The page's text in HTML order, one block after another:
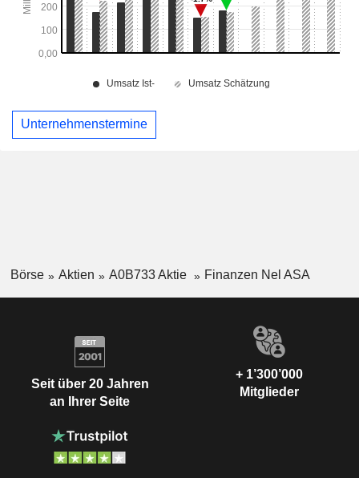
Unternehmenstermine
Börse Aktien A0B733 Aktie Finanzen Nel ASA
Seit über 20 Jahren
an Ihrer Seite
+ 1’300’000
Mitglieder